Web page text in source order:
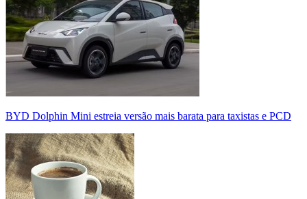
BYD Dolphin Mini estreia versão mais barata para taxistas e PCD